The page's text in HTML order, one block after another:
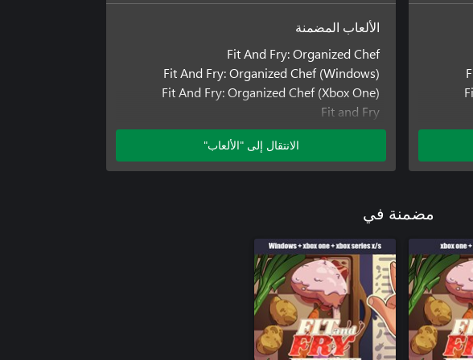
الألعاب المضمنة
Fit And Fry: Organized Chef
Fit And Fry: Organized Chef (Windows)
Fit And Fry: Organized Chef (Xbox One)
Fit and Fry
Fit and Fry (Windows)
Fit and Fry (Xbox One)
Infernitos: Fiery Dishes
Infernitos: Fiery Dishes (Xbox One)
Mystic Pathways
Mystic Pathways (Windows)
Mystic Pathways (Xbox One)
Mystic Pathways: Crystal Quest
Mystic Pathways: Crystal Quest (Windows)
Mystic Pathways: Crystal Quest (Xbox One)
الانتقال إلى "الألعاب"
مضمنة في